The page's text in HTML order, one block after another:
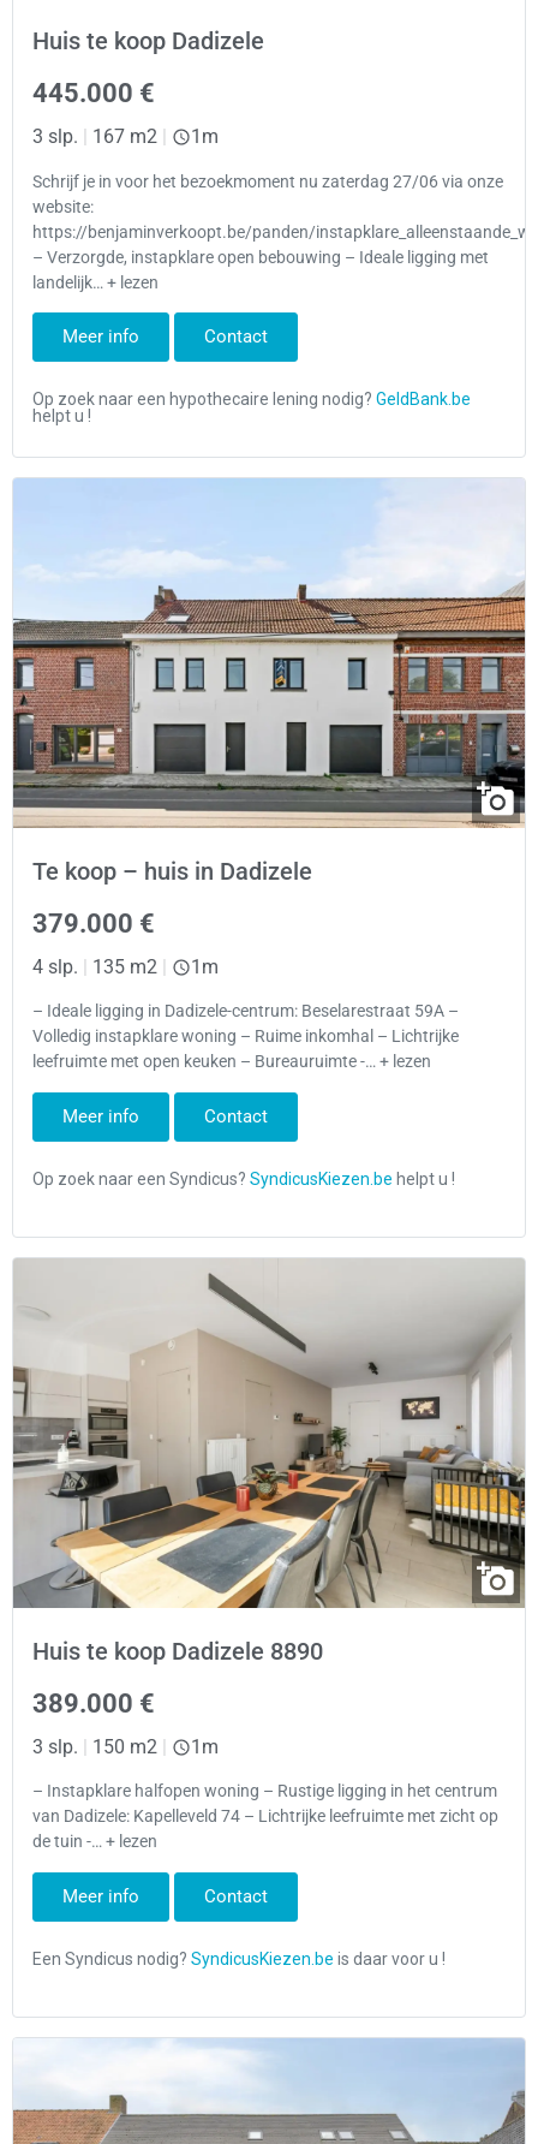
Huis te koop Dadizele
445.000 €
3 slp. 167 m2 1m
Schrijf je in voor het bezoekmoment nu zaterdag 27/06 via onze
website:
https://benjaminverkoopt.be/panden/
– Verzorgde, instapklare open bebouwing – Ideale ligging met
landelijk… + lezen
Meer info Contact
Te koop – huis in Dadizele
379.000 €
4 slp. | 135 m2 | 1m
– Ideale ligging in Dadizele-centrum: Beselarestraat 59A –
Volledig instapklare woning – Ruime inkomhal – Lichtrijke
leefruimte met open keuken – Bureauruimte -… + lezen
Meer info Contact
Huis te koop Dadizele 8890
389.000 €
3 slp. | 150 m2 | 1m
– Instapklare halfopen woning – Rustige ligging in het centrum
van Dadizele: Kapelleveld 74 – Lichtrijke leefruimte met zicht op
de tuin -… + lezen
Meer info Contact